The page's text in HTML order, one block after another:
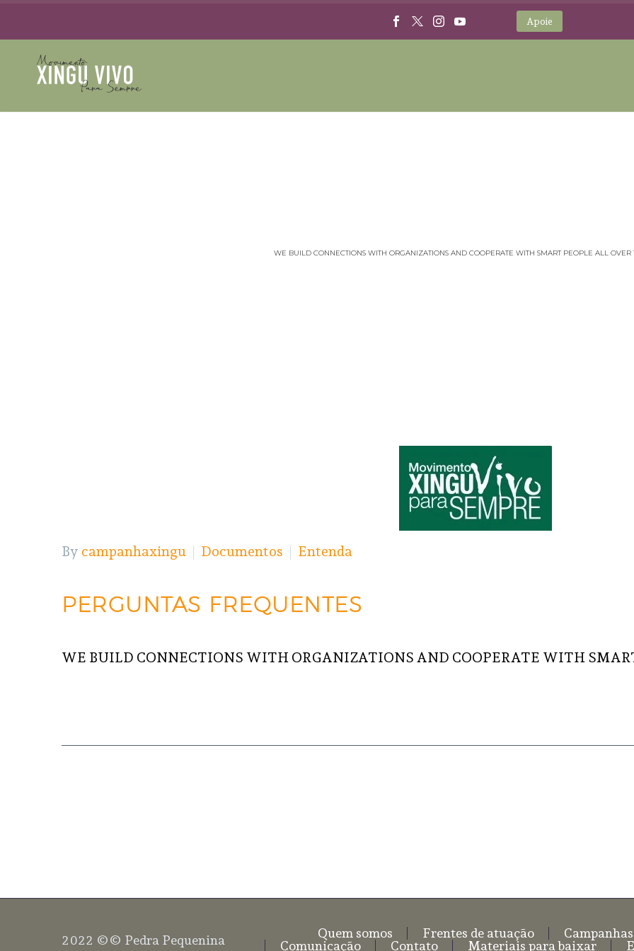
Apoie
WE BUILD CONNECTIONS WITH ORGANIZATIONS AND COOPERATE WITH SMART PEOPLE ALL OVER
By campanhaxingu Documentos Entenda
PERGUNTAS FREQUENTES
WE BUILD CONNECTIONS WITH ORGANIZATIONS AND COOPERATE WITH
Quem somos Frentes de atuação
Campanhas
Comunicação
Contato Materiais para baixar
2022 ©© Pedra Pequenina